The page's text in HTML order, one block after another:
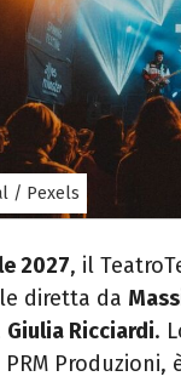
/ Pexels
2027, il
diretta da
Giulia Ricciardi.